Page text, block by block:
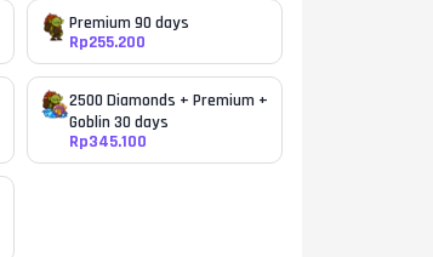
Premium 90 days
Rp255.200
2500 Diamonds + Premium +
Goblin 30 days
Rp345.100